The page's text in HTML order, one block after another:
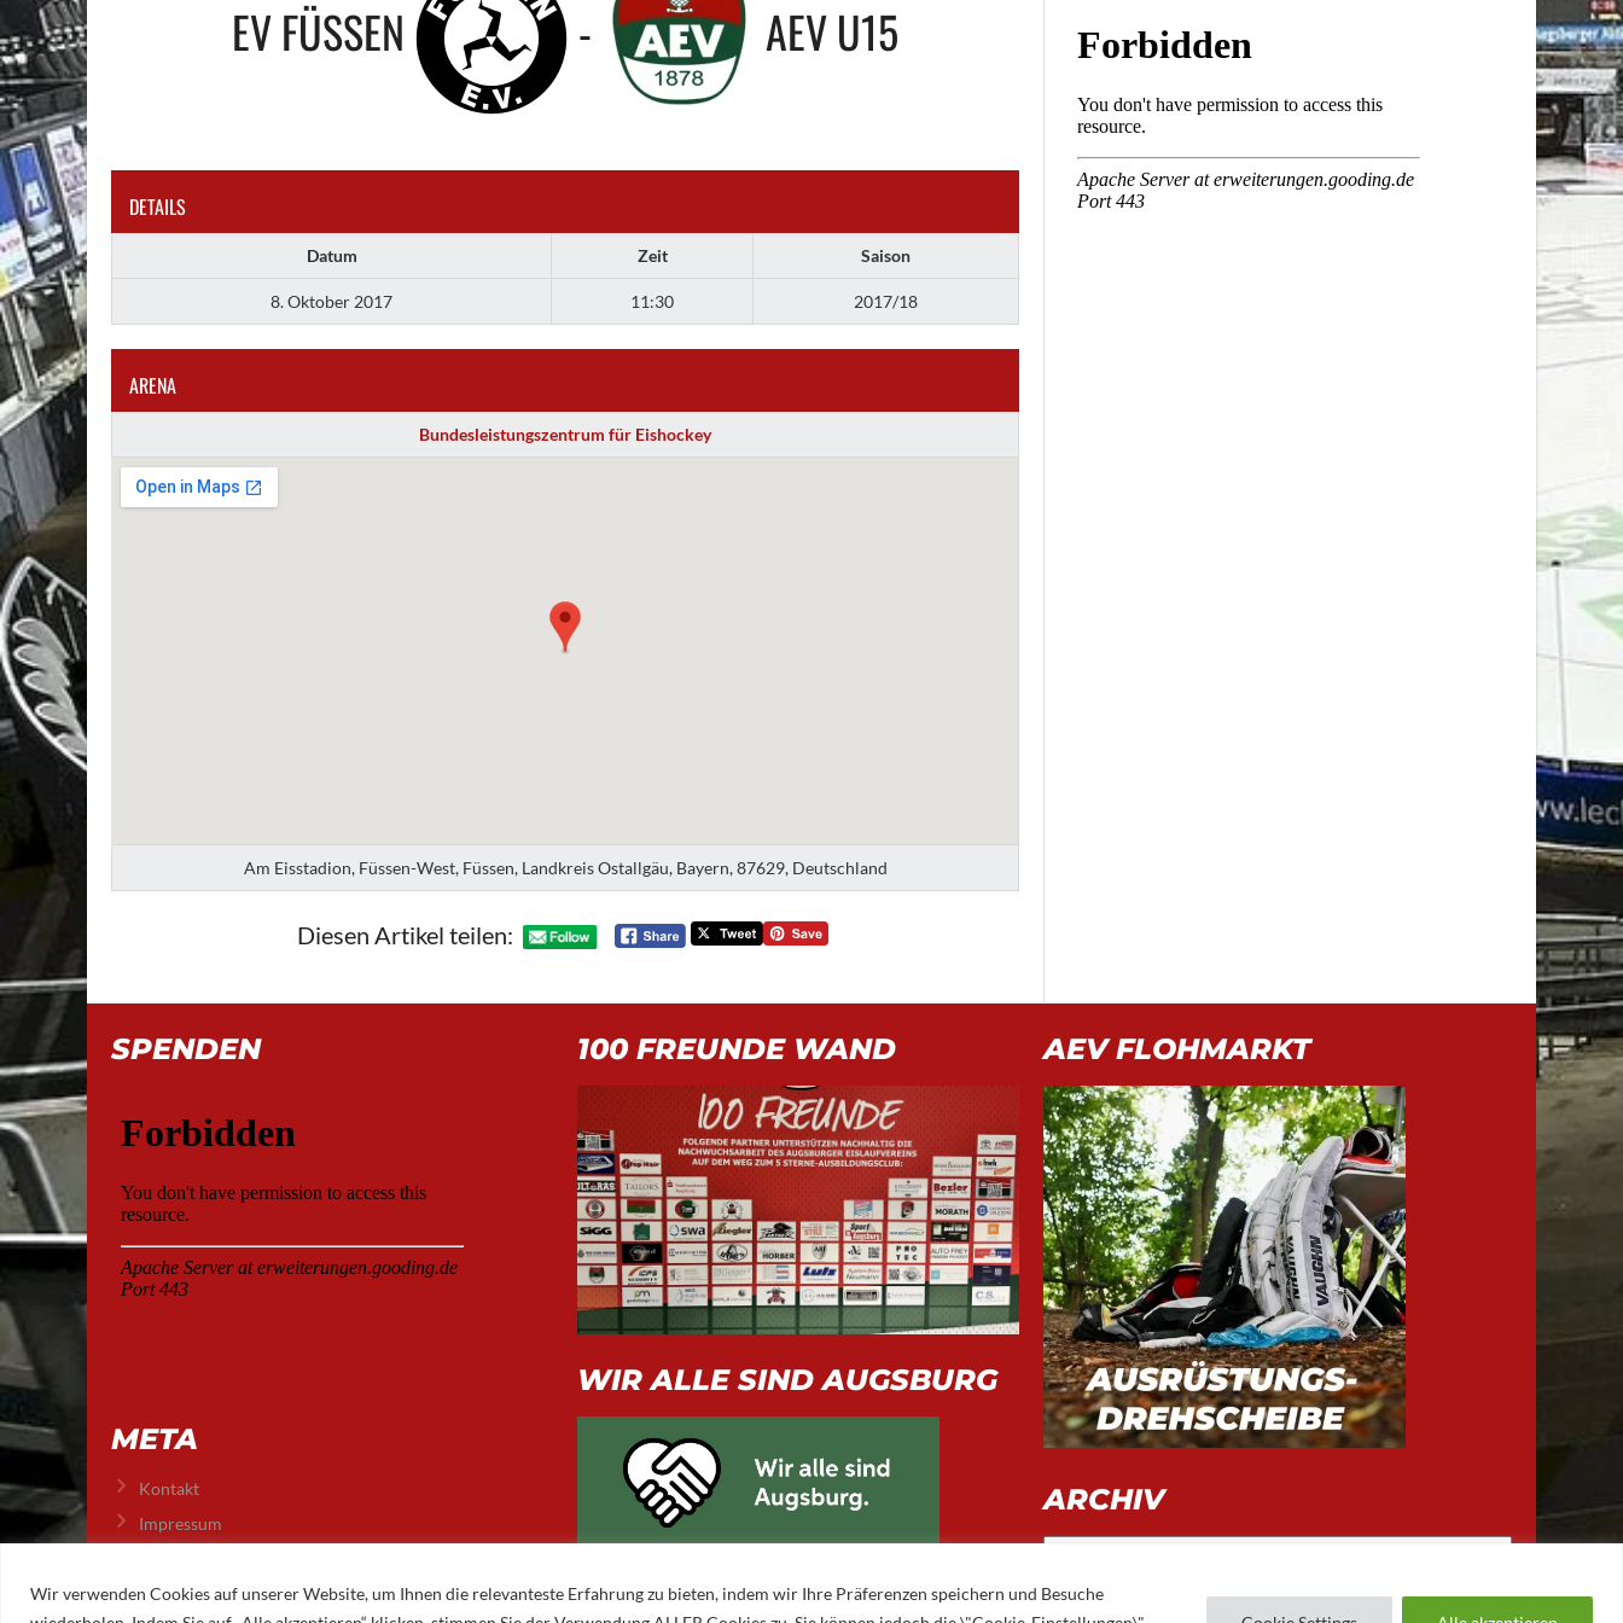
Wir verwenden Cookies auf unserer Website, um Ihnen die relevanteste Erfahrung zu bieten, indem wir Ihre Präferenzen speichern und Besuche
EV FÜSSEN - AEV U15
DETAILS
Datum Zeit Saison
8. Oktober 2017 11:30 2017/18
ARENA
Bundesleistungszentrum für Eishockey
Am Eisstadion, Füssen-West, Füssen, Landkreis Ostallgäu, Bayern, 87629, Deutschland
Diesen Artikel teilen:
SPENDEN
META
Kontakt
Impressum
100 FREUNDE WAND
WIR ALLE SIND AUGSBURG
AEV FLOHMARKT
ARCHIV
Archiv